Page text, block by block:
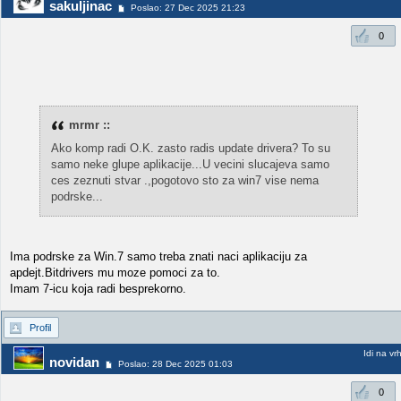
sakuljinac Poslao: 27 Dec 2025 21:23
0
mrmr ::
Ako komp radi O.K. zasto radis update drivera? To su
samo neke glupe aplikacije...U vecini slucajeva samo
ces zeznuti stvar .,pogotovo sto za win7 vise nema
podrske...
Ima podrske za Win.7 samo treba znati naci aplikaciju za
apdejt.Bitdrivers mu moze pomoci za to.
Imam 7-icu koja radi besprekorno.
Profil
novidan Poslao: 28 Dec 2025 01:03
Idi na vrh
0